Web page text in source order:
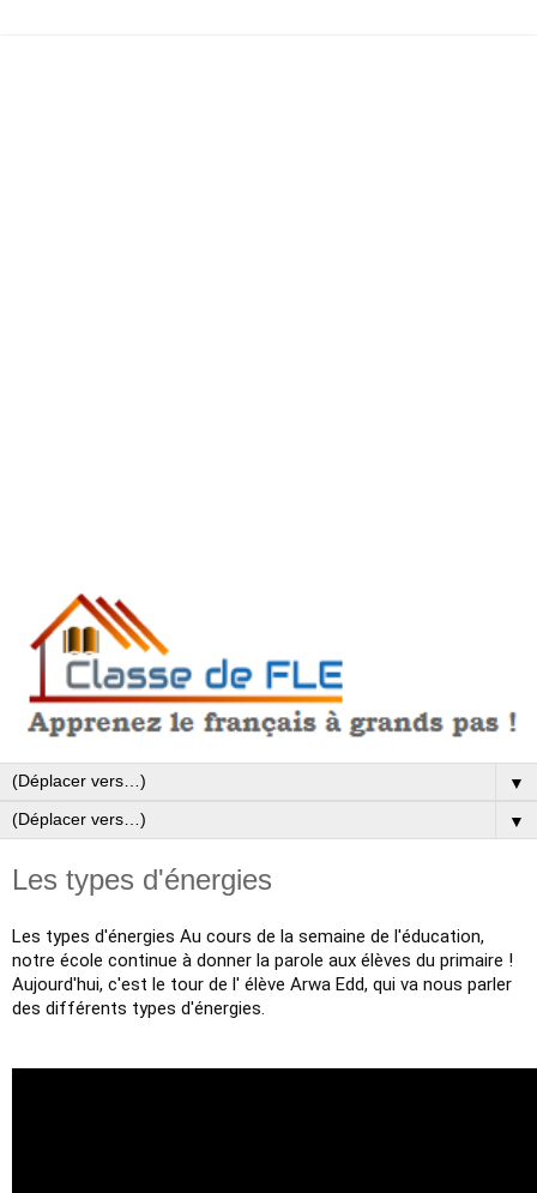
▼
▼
Les types d'énergies
Les types d'énergies Au cours de la semaine de l'éducation,
notre école continue à donner la parole aux élèves du primaire !
Aujourd'hui, c'est le tour de l' élève Arwa Edd, qui va nous parler
des différents types d'énergies.